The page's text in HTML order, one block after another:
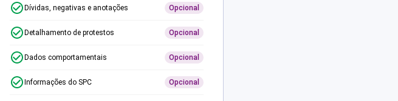
Dívidas, negativas e anotações Opcional
Detalhamento de protestos Opcional
Dados comportamentais Opcional
Informações do SPC Opcional